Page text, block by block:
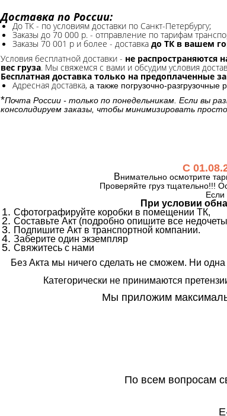
Доставка по России:
До ТК - по условиям доставки по Санкт-Петербургу;
Заказы до 70 000 р. - отправление по тарифам
Заказы 70 001 р и более - доставка до ТК в вашем
Условия бесплатной доставки - не распространяются
вес груза. Мы свяжемся с вами и обсудим условия
Бесплатная доставка только на предоплаченные
Адресная доставка, а также погрузочно-
*Почта России - только по понедельникам. Если вы
консолидируем заказы, чтобы минимизировать
С
Внимательно осмотрите
Проверяйте груз тщательно!!!
Если
При условии
Сфотографируйте коробки в помещении ТК,
Составьте Акт (подробно опишите все
Подпишите Акт в транспортной компании.
Заберите один экземпляр
Свяжитесь с нами
Без Акта мы ничего сделать не сможем. Ни одна
Категорически не принимаются
Мы приложим
По всем вопросам